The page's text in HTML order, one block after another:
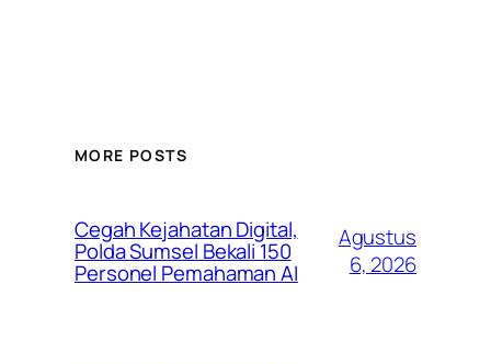
MORE POSTS
Cegah Kejahatan Digital,
Polda Sumsel Bekali 150
Personel Pemahaman AI
Agustus
6, 2026